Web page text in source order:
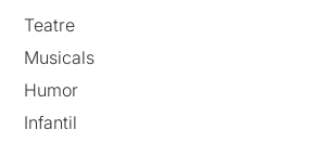
Teatre
Musicals
Humor
Infantil